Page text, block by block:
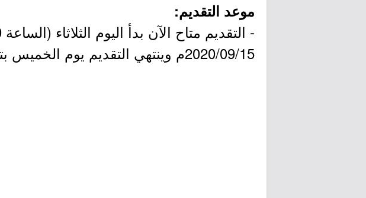
موعد التقديم:
2020/09/15م وينتهي التقديم يوم الخميس بتاريخ 1442/01/29هـ الموافق 2020/09/17م.